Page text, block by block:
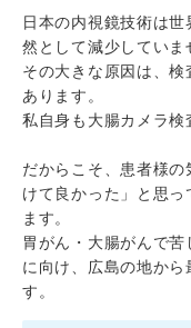
日本の内視鏡技術は
然として減少していま
その大きな原因は、
あります。
私自身も大腸カメラ検
だからこそ、患者様
けて良かった」と思
ます。
胃がん・大腸がんで
に向け、広島の地か
す。